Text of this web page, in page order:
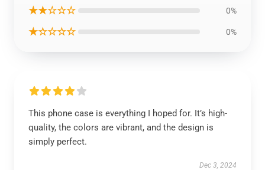
★★☆☆☆ 0%
★☆☆☆☆ 0%
This phone case is everything I hoped for. It’s high-
quality, the colors are vibrant, and the design is
simply perfect.
Dec 3, 2024